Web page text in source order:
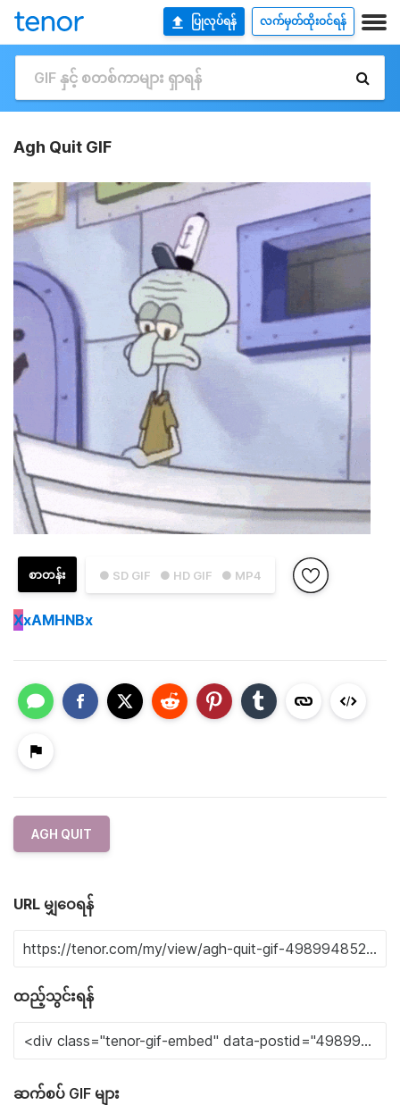
ပြုလုပ်ရန် လက်မှတ်ထိုးဝင်ရန်
Agh Quit GIF
● SD GIF ● HD GIF ● MP4
စာတန်း
XxAMHNBx
AGH QUIT
URL မျှဝေရန်
ထည့်သွင်းရန်
ဆက်စပ် GIF များ